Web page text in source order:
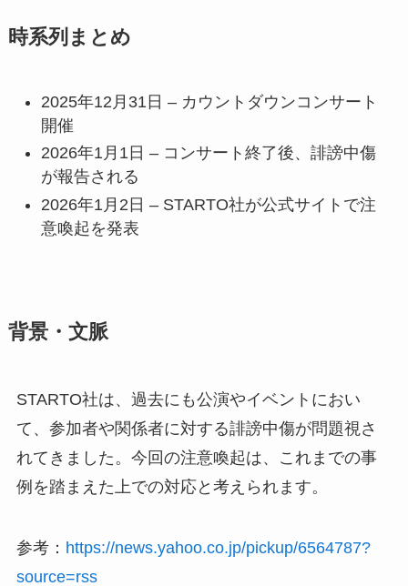
時系列まとめ
2025年12月31日 – カウントダウンコンサート
開催
2026年1月1日 – コンサート終了後、誹謗中傷
が報告される
2026年1月2日 – STARTO社が公式サイトで注
意喚起を発表
背景・文脈
STARTO社は、過去にも公演やイベントにおい
て、参加者や関係者に対する誹謗中傷が問題視さ
れてきました。今回の注意喚起は、これまでの事
例を踏まえた上での対応と考えられます。
参考： https://news.yahoo.co.jp/pickup/6564787?
source=rss